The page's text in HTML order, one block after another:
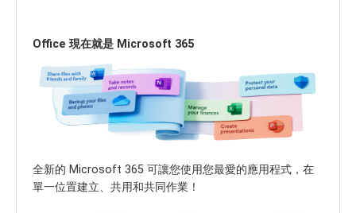
Office 現在就是 Microsoft 365
全新的 Microsoft 365 可讓您使用您最愛的應用程式，在
單一位置建立、共用和共同作業！